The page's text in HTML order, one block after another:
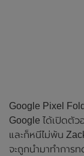
Google Pixel
Google ได้เปิดตัว
และก็หนีไม่พ้น
จะถูกนำมาทำการ